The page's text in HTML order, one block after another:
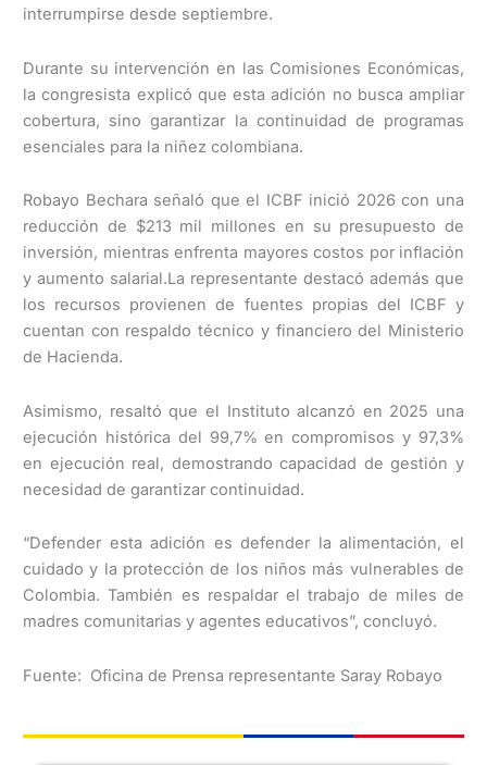
interrumpirse desde septiembre.
Durante su intervención en las Comisiones Económicas,
la congresista explicó que esta adición no busca ampliar
cobertura, sino garantizar la continuidad de programas
esenciales para la niñez colombiana.
Robayo Bechara señaló que el ICBF inició 2026 con una
reducción de $213 mil millones en su presupuesto de
inversión, mientras enfrenta mayores costos por inflación
y aumento salarial.La representante destacó además que
los recursos provienen de fuentes propias del ICBF y
cuentan con respaldo técnico y financiero del Ministerio
de Hacienda.
Asimismo, resaltó que el Instituto alcanzó en 2025 una
ejecución histórica del 99,7% en compromisos y 97,3%
en ejecución real, demostrando capacidad de gestión y
necesidad de garantizar continuidad.
“Defender esta adición es defender la alimentación, el
cuidado y la protección de los niños más vulnerables de
Colombia. También es respaldar el trabajo de miles de
madres comunitarias y agentes educativos”, concluyó.
Fuente: Oficina de Prensa representante Saray Robayo